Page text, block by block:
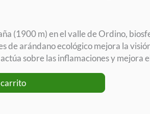
(1900 m) en el valle de Ordino,
de arándano ecológico mejora la
sobre las inflamaciones y mejora